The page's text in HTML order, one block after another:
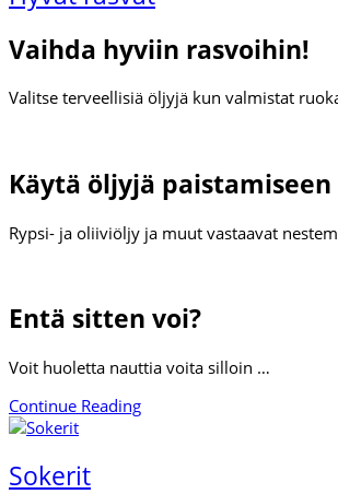
Vaihda hyviin rasvoihin!
Valitse terveellisiä öljyjä kun valmistat
Käytä öljyjä paistamiseen
Rypsi- ja oliiviöljy ja muut vastaavat
Entä sitten voi?
Voit huoletta nauttia voita silloin …
Continue Reading
Sokerit